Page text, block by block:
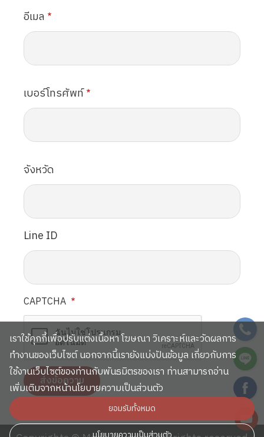
อีเมล
เบอร์โทรศัพท์
จังหวัด
Line ID
CAPTCHA
เราใช้คุกกี้เพื่อปรับแต่งเนื้อหา โฆษณา วิเคราะห์และวัดผลการ
ทำงานของเว็บไซต์ นอกจากนี้เรายังแบ่งปันข้อมูล เกี่ยวกับการ
ใช้งานเว็บไซต์ของท่านกับพันธมิตรของเรา ท่านสามารถอ่าน
เพิ่มเติมจากหน้านโยบายความเป็นส่วนตัว
ยอมรับทั้งหมด
SVG
SVG
SVG
SVG